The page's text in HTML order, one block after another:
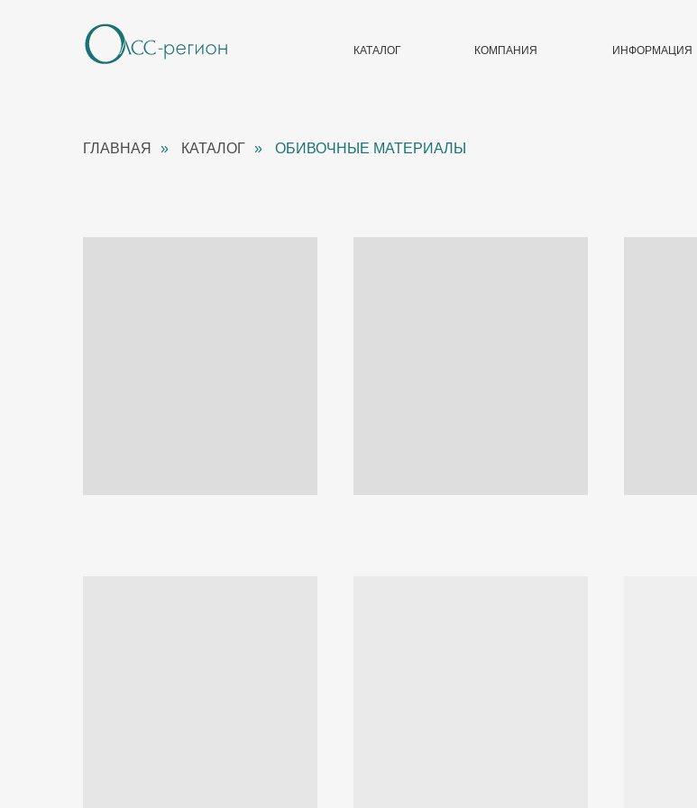
КОМПАНИЯ
КАТАЛОГ ИНФОРМАЦИЯ
ГЛАВНАЯ » КАТАЛОГ » ОБИВОЧНЫЕ МАТЕРИАЛЫ